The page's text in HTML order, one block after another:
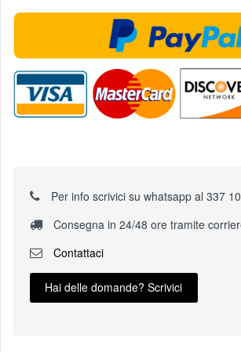
Per info scrivici su whatsapp al 337
Consegna in 24/48 ore tramite
Contattaci
Hai delle domande? Scrivici